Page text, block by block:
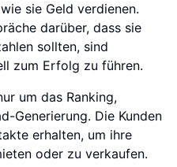
sie Geld verdienen.
darüber, dass sie
sollten, sind
zum Erfolg zu führen.
um das Ranking,
Generierung. Die Kunden
erhalten, um ihre
oder zu verkaufen.